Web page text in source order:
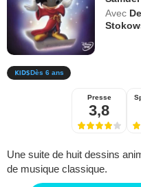
Avec
Dès 6 ans
Presse
3,8
Une suite de huit dessins
de musique classique.